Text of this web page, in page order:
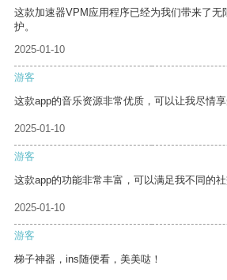
这款加速器VPM应用程序已经为我们带来了无
护。
2025-01-10
游客
这款app的音乐资源非常优质，可以让我尽情享
2025-01-10
游客
这款app的功能非常丰富，可以满足我不同的社
2025-01-10
游客
梯子神器，ins随便看，美美哒！